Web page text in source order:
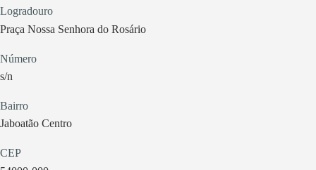
Logradouro
Praça Nossa Senhora do Rosário
Número
s/n
Bairro
Jaboatão Centro
CEP